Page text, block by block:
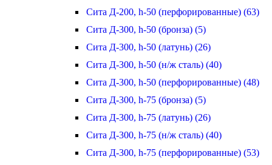
Сита Д-200, h-50 (перфорированные) (63)
Сита Д-300, h-50 (бронза) (5)
Сита Д-300, h-50 (латунь) (26)
Сита Д-300, h-50 (н/ж сталь) (40)
Сита Д-300, h-50 (перфорированные) (48)
Сита Д-300, h-75 (бронза) (5)
Сита Д-300, h-75 (латунь) (26)
Сита Д-300, h-75 (н/ж сталь) (40)
Сита Д-300, h-75 (перфорированные) (53)